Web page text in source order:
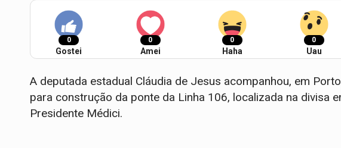
0
Gostei
0
Amei
0
Haha
0
Uau
A deputada estadual Cláudia de Jesus acompanhou, em
para construção da ponte da Linha 106, localizada na divisa
Presidente Médici.